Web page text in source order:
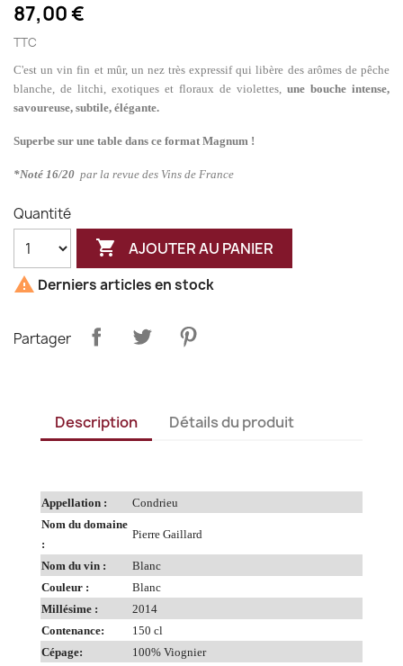
87,00 €
TTC
C'est un vin fin et mûr, un nez très expressif qui libère des arômes de pêche
blanche, de litchi, exotiques et floraux de violettes, une bouche intense,
savoureuse, subtile, élégante.
Superbe sur une table dans ce format Magnum !
*Noté 16/20 par la revue des Vins de France
Quantité
 AJOUTER AU PANIER
 Derniers articles en stock
Partager
Description Détails du produit
Appellation :
Condrieu
Nom du domaine
:
Pierre Gaillard
Nom du vin :
Blanc
Couleur :
Blanc
Millésime :
2014
Contenance:
150 cl
Cépage:
100% Viognier